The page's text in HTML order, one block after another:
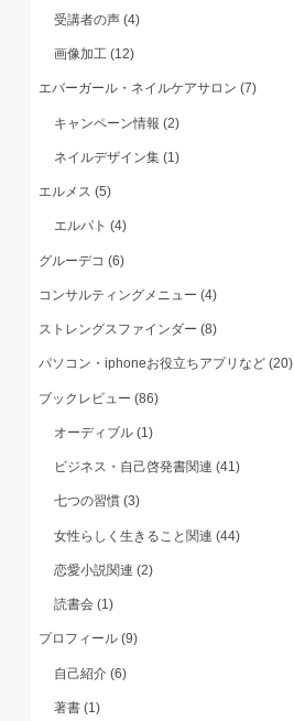
受講者の声(4)
画像加工(12)
エバーガール・ネイルケアサロン(7)
キャンペーン情報(2)
ネイルデザイン集(1)
エルメス(5)
エルパト(4)
グルーデコ(6)
コンサルティングメニュー(4)
ストレングスファインダー(8)
パソコン・iphoneお役立ちアプリなど(20)
ブックレビュー(86)
オーディブル(1)
ビジネス・自己啓発書関連(41)
七つの習慣(3)
女性らしく生きること関連(44)
恋愛小説関連(2)
読書会(1)
プロフィール(9)
自己紹介(6)
著書(1)